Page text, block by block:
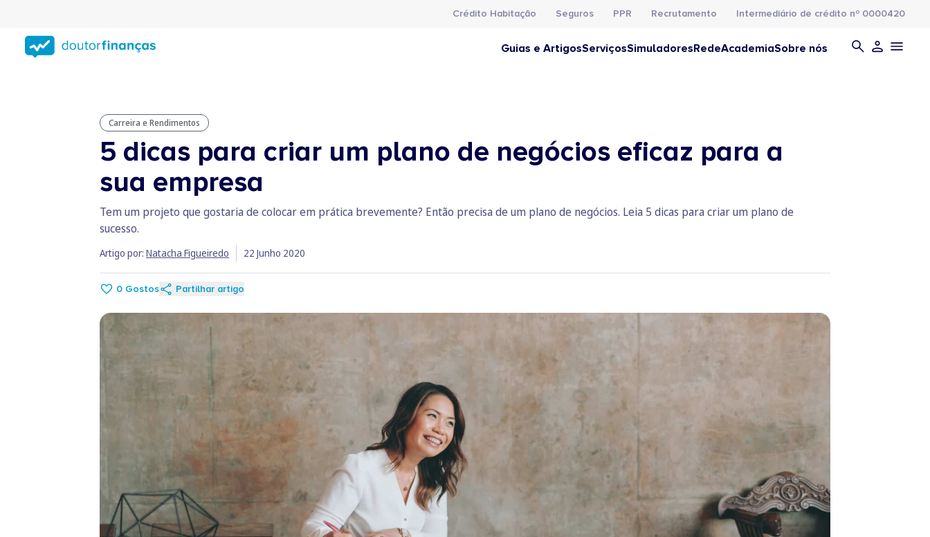
conteúdo
principal
Crédito Habitação Seguros PPR Recrutamento Intermediário de crédito nº 0000420
Guias e ArtigosServiçosSimuladoresRedeAcademiaSobre nós
Carreira e Rendimentos
5 dicas para criar um plano de negócios eficaz para a
sua empresa
Tem um projeto que gostaria de colocar em prática brevemente? Então precisa de um plano de negócios. Leia 5 dicas para criar um plano de
sucesso.
Artigo por: Natacha Figueiredo 22 Junho 2020
0 Gostos Partilhar artigo